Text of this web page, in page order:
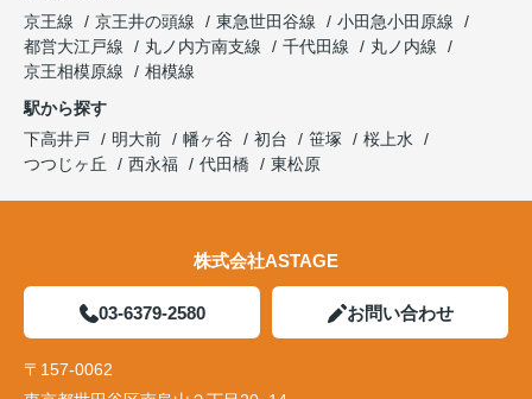
京王線
京王井の頭線 東急世田谷線
小田急小田原線
都営大江戸線
丸ノ内方南支線 千代田線
丸ノ内線
京王相模原線
相模線
駅から探す
下高井戸
明大前 幡ヶ谷 初台 笹塚
桜上水
つつじヶ丘
西永福 代田橋 東松原
株式会社ASTAGE
03-6379-2580 お問い合わせ
〒157-0062